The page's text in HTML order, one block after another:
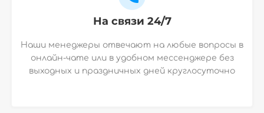
На связи 24/7
Наши менеджеры отвечают на любые вопросы в
онлайн-чате или в удобном мессенджере без
выходных и праздничных дней круглосуточно